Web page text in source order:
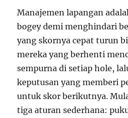
Manajemen lapangan
bogey demi menghindari
yang skornya cepat turun
mereka yang berhenti
sempurna di setiap hole,
keputusan yang memberi
untuk skor berikutnya.
tiga aturan sederhana: